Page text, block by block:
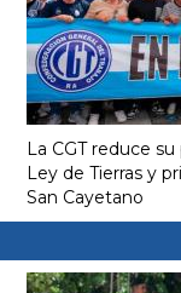
La CGT reduce
Ley de Tierras y
San Cayetano